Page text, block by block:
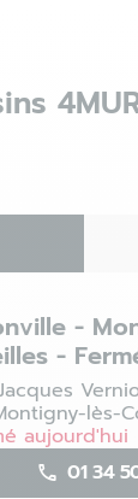
-
-
lès-
aujourd'hui
01 34